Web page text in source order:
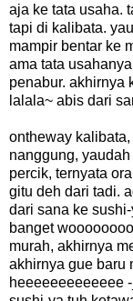
aja ke tata usaha.
tapi di kalibata.
mampir bentar ke
ama tata
penabur. akhirnya
lalala~ abis dari
ontheway
nanggung,
percik, ternyata
gitu deh dari tadi.
dari sana ke
banget
murah, akhirnya
akhirnya gue baru
heeeeeeeeeeeee